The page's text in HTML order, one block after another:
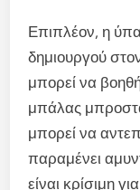
Επιπλέον, η
δημιουργού
μπορεί να
μπάλας
μπορεί να
παραμένει
είναι κρίσιμη